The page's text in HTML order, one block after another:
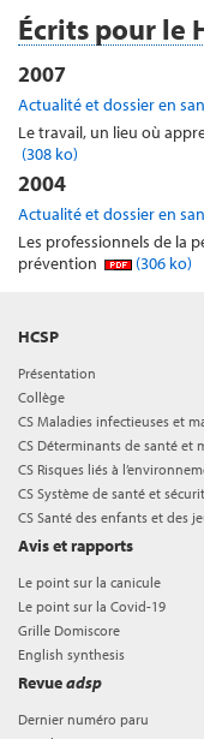
Écrits pour le
2007
Actualité et dossier en
Le travail, un lieu où
(308 ko)
2004
Actualité et dossier en
Les professionnels de la
prévention
(306 ko)
HCSP
Présentation
Collège
CS Maladies infectieuses et
CS Déterminants de santé et
CS Risques liés à
CS Système de santé et
CS Santé des enfants et des
Avis et rapports
Le point sur la canicule
Le point sur la Covid-19
Grille Domiscore
English synthesis
Revueadsp
Dernier numéro paru